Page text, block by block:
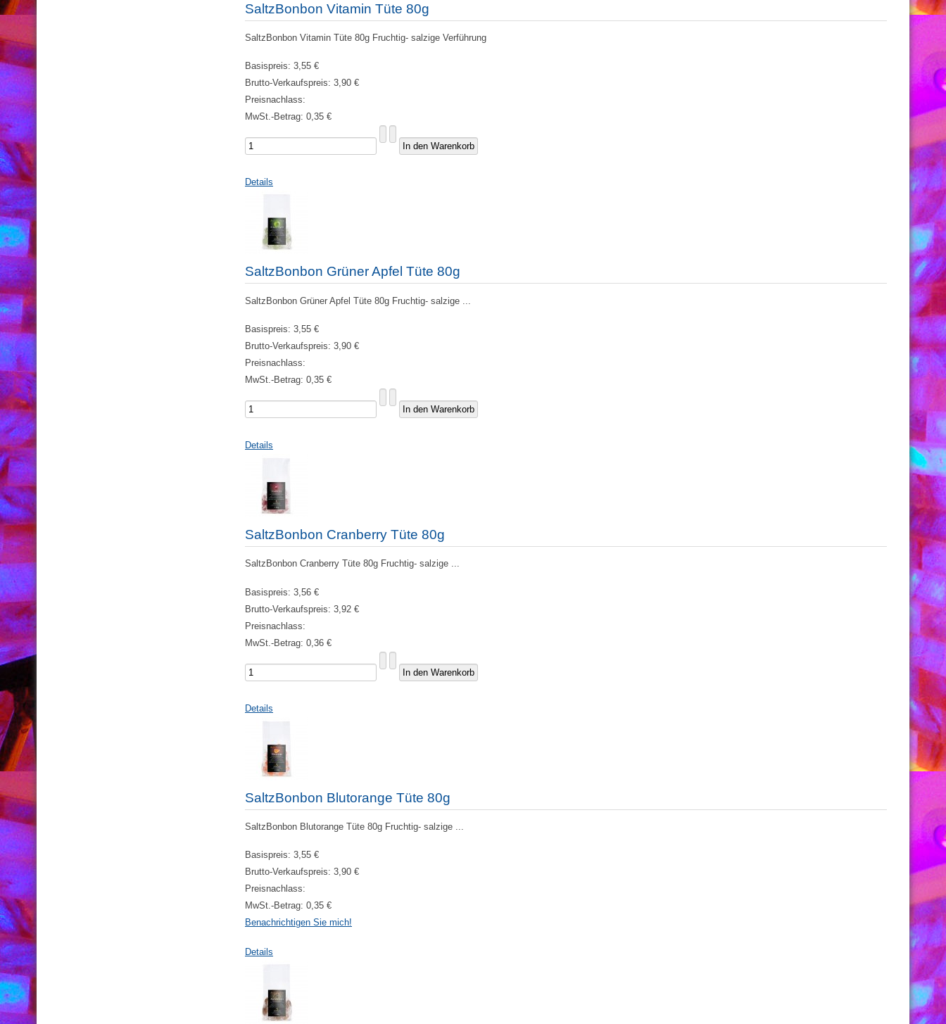
SaltzBonbon Vitamin Tüte 80g
SaltzBonbon Vitamin Tüte 80g Fruchtig- salzige Verführung
Basispreis: 3,55 €
Brutto-Verkaufspreis: 3,90 €
Preisnachlass:
MwSt.-Betrag: 0,35 €
Details
SaltzBonbon Grüner Apfel Tüte 80g
SaltzBonbon Grüner Apfel Tüte 80g Fruchtig- salzige ...
Basispreis: 3,55 €
Brutto-Verkaufspreis: 3,90 €
Preisnachlass:
MwSt.-Betrag: 0,35 €
Details
SaltzBonbon Cranberry Tüte 80g
SaltzBonbon Cranberry Tüte 80g Fruchtig- salzige ...
Basispreis: 3,56 €
Brutto-Verkaufspreis: 3,92 €
Preisnachlass:
MwSt.-Betrag: 0,36 €
Details
SaltzBonbon Blutorange Tüte 80g
SaltzBonbon Blutorange Tüte 80g Fruchtig- salzige ...
Basispreis: 3,55 €
Brutto-Verkaufspreis: 3,90 €
Preisnachlass:
MwSt.-Betrag: 0,35 €
Benachrichtigen Sie mich!
Details